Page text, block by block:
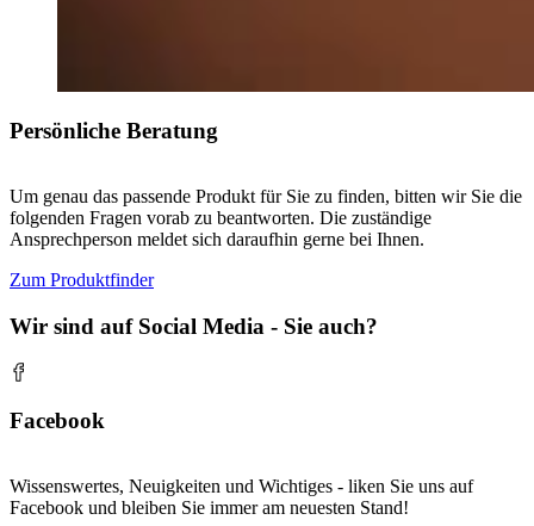
Persönliche Beratung
Um genau das passende Produkt für Sie zu finden, bitten wir Sie die
folgenden Fragen vorab zu beantworten. Die zuständige
Ansprechperson meldet sich daraufhin gerne bei Ihnen.
Zum Produktfinder
Wir sind auf Social Media - Sie auch?
Facebook
Wissenswertes, Neuigkeiten und Wichtiges - liken Sie uns auf
Facebook und bleiben Sie immer am neuesten Stand!